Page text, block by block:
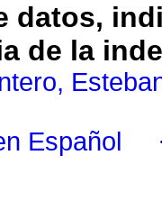
datos,
de la
Español